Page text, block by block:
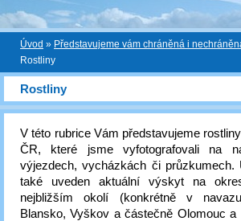
Úvod » Představujeme vám chráněná i
Rostliny
Rostliny
V této rubrice Vám představujeme
ČR, které jsme vyfotografovali na
výjezdech, vycházkách či průzkumech.
také uveden aktuální výskyt na
nejbližším okolí (konkrétně v
Blansko, Vyškov a částečně Olomouc